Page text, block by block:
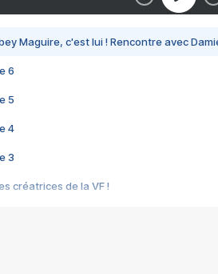
Maguire, c'est lui ! Rencontre avec
6
5
4
3
créatrices de la VF !